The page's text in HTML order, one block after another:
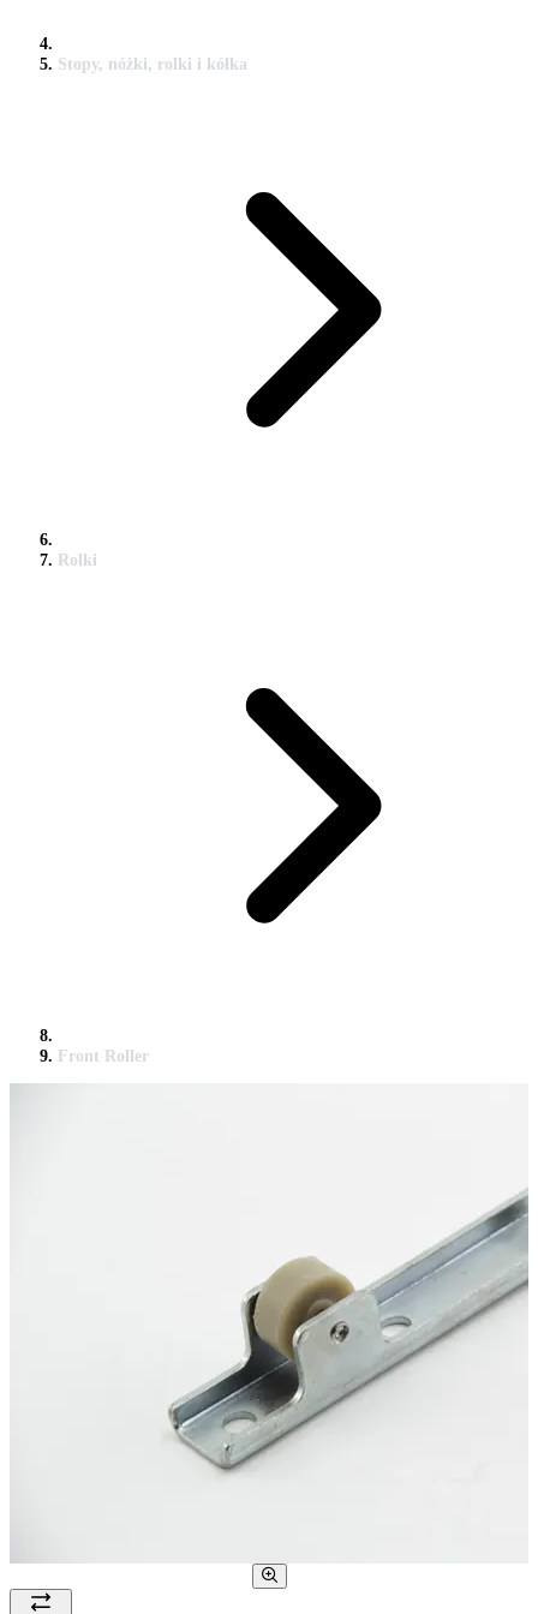
Stopy, nóżki, rolki i kółka
Rolki
Front Roller